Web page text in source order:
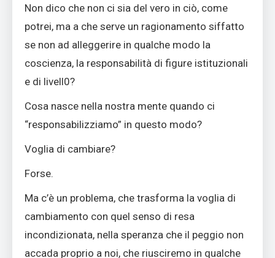
Non dico che non ci sia del vero in ciò, come
potrei, ma a che serve un ragionamento siffatto
se non ad alleggerire in qualche modo la
coscienza, la responsabilità di figure istituzionali
e di livell0?
Cosa nasce nella nostra mente quando ci
“responsabilizziamo” in questo modo?
Voglia di cambiare?
Forse.
Ma c’è un problema, che trasforma la voglia di
cambiamento con quel senso di resa
incondizionata, nella speranza che il peggio non
accada proprio a noi, che riusciremo in qualche